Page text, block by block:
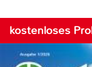
kostenloses